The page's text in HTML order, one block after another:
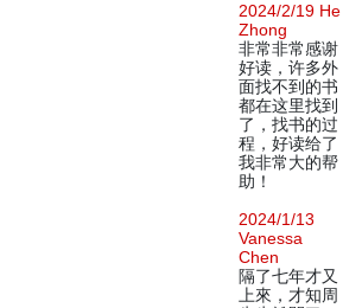
2024/2/19 He
Zhong
非常非常感谢
好读，许多外
面找不到的书
都在这里找到
了，找书的过
程，好读给了
我非常大的帮
助！
2024/1/13
Vanessa
Chen
隔了七年才又
上來，才知周